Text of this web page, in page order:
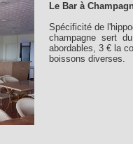
Le Bar à
Spécificité de
champagne sert
abordables, 3 € la
boissons diverses.